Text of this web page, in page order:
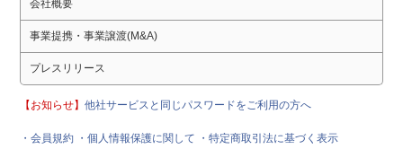
会社概要
事業提携・事業譲渡(M&A)
プレスリリース
【お知らせ】他社サービスと同じパスワードをご利用の方へ
・会員規約 ・個人情報保護に関して ・特定商取引法に基づく表示